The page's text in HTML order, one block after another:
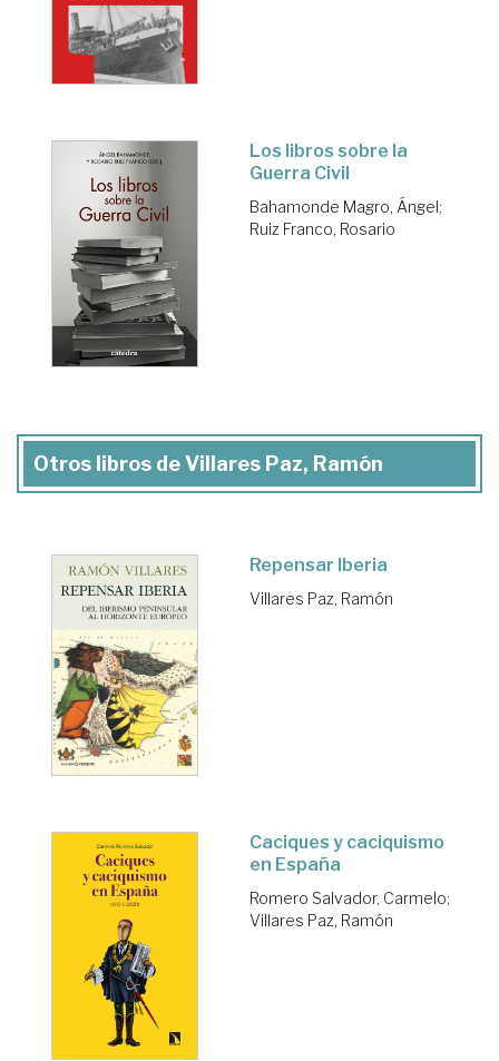
Los libros sobre la
Guerra Civil
Bahamonde Magro, Ángel;
Ruiz Franco, Rosario
Otros libros de Villares Paz, Ramón
Repensar Iberia
Villares Paz, Ramón
Caciques y caciquismo
en España
Romero Salvador, Carmelo;
Villares Paz, Ramón